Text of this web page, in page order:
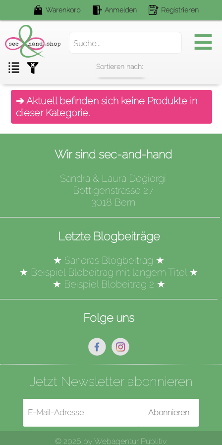
Warenkorb Anmelden Registrieren
➔ Aktuell befinden sich keine Produkte in
dieser Kategorie.
Wir sind sec-and-hand
Sandra & Laura Degiorgi
Bottigenstrasse 27
3018 Bern
Letzte Blogbeiträge
★ Sandras Blogbeitrag ★
★ Beispiel Blobeitrag mit langem Titel★
★ Beispiel Blobeitrag 2 ★
Folge uns
Jetzt Newsletter abonnieren
Abonnieren
© 2026 byWebagentur Publitiv